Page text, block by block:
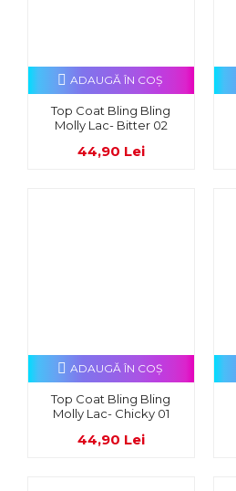
Top Coat Bling Bling
Molly Lac- Bitter 02
44,90 Lei
ADAUGĂ ÎN COŞ
Top Coat Bling Bling
Molly Lac- Chicky 01
44,90 Lei
ADAUGĂ ÎN COŞ